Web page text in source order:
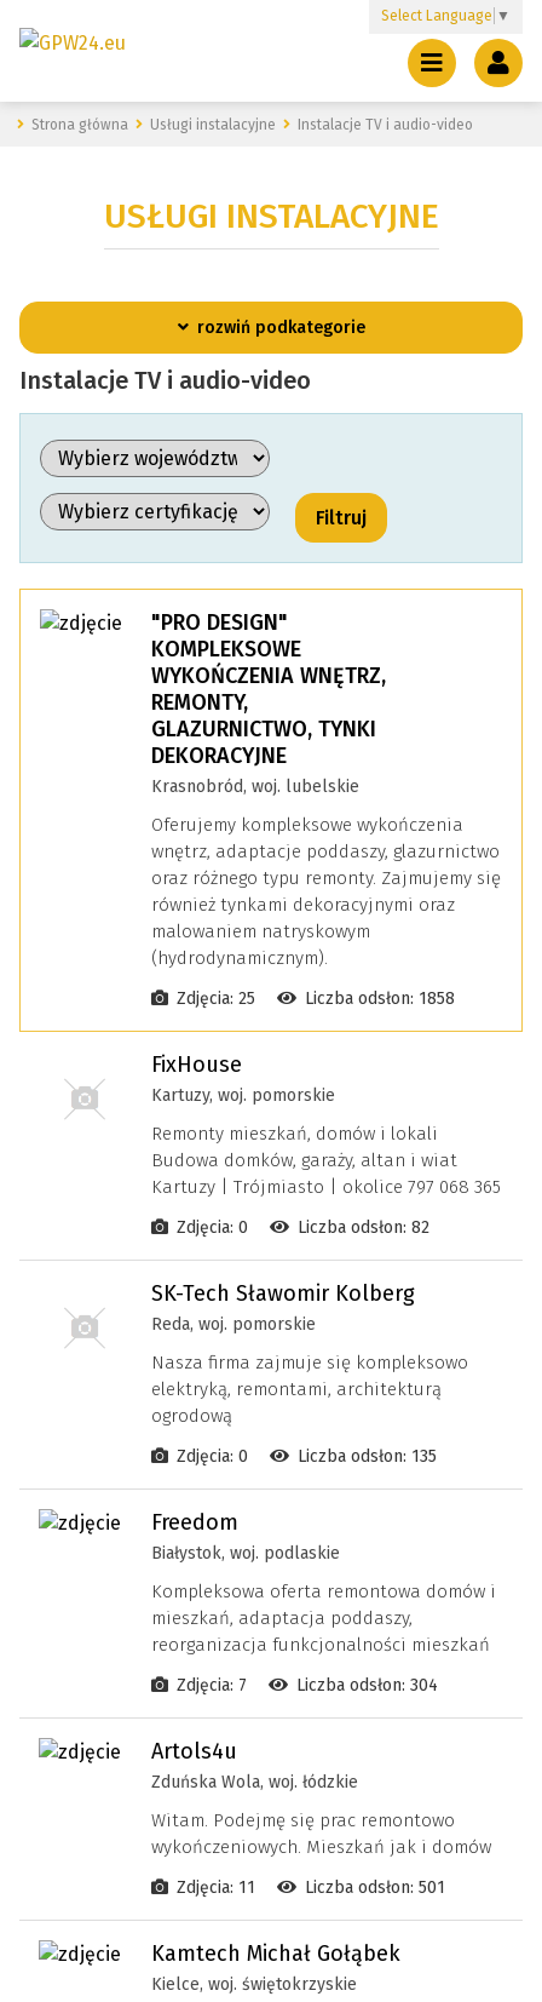
Select Language ▼
Strona główna Usługi instalacyjne Instalacje TV i audio-video
USŁUGI INSTALACYJNE
rozwiń podkategorie
Instalacje TV i audio-video
"PRO DESIGN"
KOMPLEKSOWE
WYKOŃCZENIA WNĘTRZ,
REMONTY,
GLAZURNICTWO, TYNKI
DEKORACYJNE
Krasnobród, woj. lubelskie
Oferujemy kompleksowe wykończenia
wnętrz, adaptacje poddaszy, glazurnictwo
oraz różnego typu remonty. Zajmujemy się
również tynkami dekoracyjnymi oraz
malowaniem natryskowym
(hydrodynamicznym).
Zdjęcia: 25 Liczba odsłon: 1858
FixHouse
Kartuzy, woj. pomorskie
Remonty mieszkań, domów i lokali
Budowa domków, garaży, altan i wiat
Kartuzy | Trójmiasto | okolice 797 068 365
Zdjęcia: 0 Liczba odsłon: 82
SK-Tech Sławomir Kolberg
Reda, woj. pomorskie
Nasza firma zajmuje się kompleksowo
elektryką, remontami, architekturą
ogrodową
Zdjęcia: 0 Liczba odsłon: 135
Freedom
Białystok, woj. podlaskie
Kompleksowa oferta remontowa domów i
mieszkań, adaptacja poddaszy,
reorganizacja funkcjonalności mieszkań
Zdjęcia: 7 Liczba odsłon: 304
Artols4u
Zduńska Wola, woj. łódzkie
Witam. Podejmę się prac remontowo
wykończeniowych. Mieszkań jak i domów
Zdjęcia: 11 Liczba odsłon: 501
Kamtech Michał Gołąbek
Kielce, woj. świętokrzyskie